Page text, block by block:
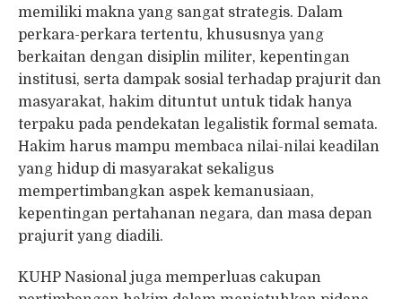
memiliki makna yang sangat strategis. Dalam
perkara-perkara tertentu, khususnya yang
berkaitan dengan disiplin militer, kepentingan
institusi, serta dampak sosial terhadap prajurit dan
masyarakat, hakim dituntut untuk tidak hanya
terpaku pada pendekatan legalistik formal semata.
Hakim harus mampu membaca nilai-nilai keadilan
yang hidup di masyarakat sekaligus
mempertimbangkan aspek kemanusiaan,
kepentingan pertahanan negara, dan masa depan
prajurit yang diadili.
KUHP Nasional juga memperluas cakupan